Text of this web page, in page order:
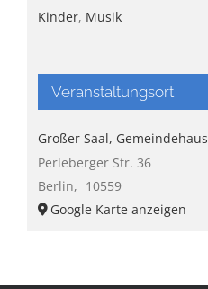
Kinder, Musik
Veranstaltungsort
Großer Saal, Gemeindehaus
Perleberger Str. 36
Berlin, 10559
Google Karte anzeigen